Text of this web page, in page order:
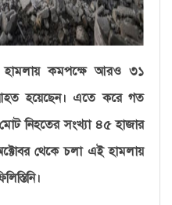
হামলায় কমপক্ষে আরও ৩১
হয়েছেন। এতে করে গত
নিহতের সংখ্যা ৪৫ হাজার
থেকে চলা এই হামলায়